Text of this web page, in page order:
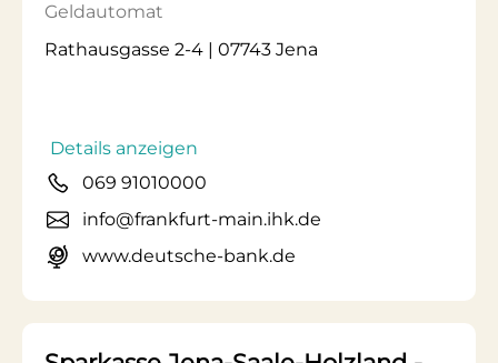
Geldautomat
Rathausgasse 2-4 | 07743 Jena
Details anzeigen
069 91010000
info@frankfurt-main.ihk.de
www.deutsche-bank.de